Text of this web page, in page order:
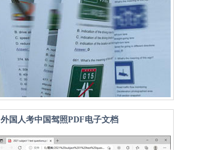
外国人考中国驾照PDF电子文档